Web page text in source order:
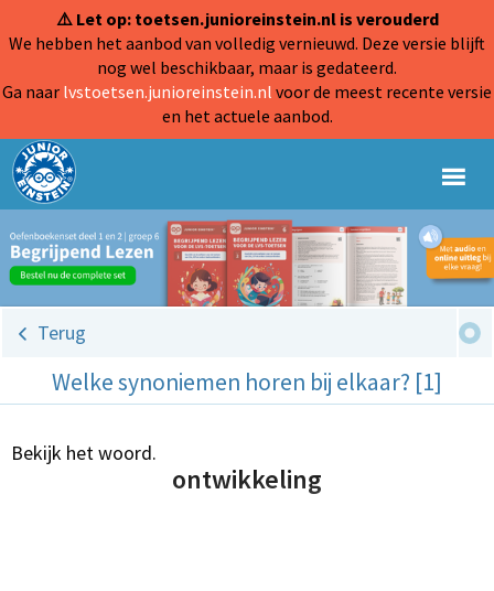
⚠️ Let op: toetsen.junioreinstein.nl is verouderd
We hebben het aanbod van volledig vernieuwd. Deze versie blijft
nog wel beschikbaar, maar is gedateerd.
Ga naar lvstoetsen.junioreinstein.nl voor de meest recente versie
en het actuele aanbod.
Terug
Welke synoniemen horen bij elkaar? [1]
Bekijk het woord.
ontwikkeling